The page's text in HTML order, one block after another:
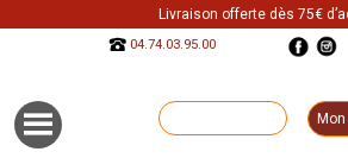
Livraison offerte dès 75€
04.74.03.95.00